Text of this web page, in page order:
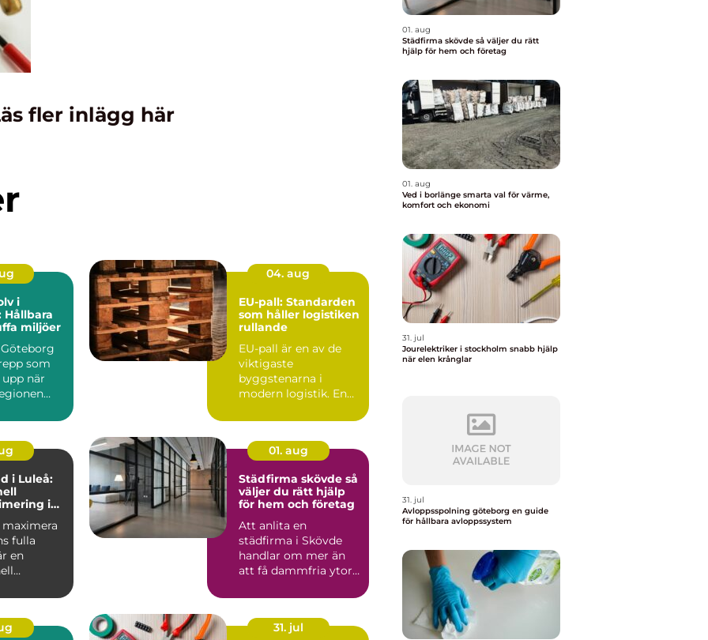
fler inlägg här
i
Hållbara
miljöer
som
när
04. aug
EU-pall: Standarden
som håller logistiken
rullande
EU-pall är en av de
viktigaste
byggstenarna i
modern logistik. En
lastpall g&oum...
i Luleå:
i
fulla
en
01. aug
Städfirma skövde så
väljer du rätt hjälp
för hem och företag
Att anlita en
städfirma i Skövde
handlar om mer än
att få dammfria ytor.
det mer t...
31. jul
01. aug
Städfirma skövde så väljer du rätt
hjälp för hem och företag
01. aug
Ved i borlänge smarta val för värme,
komfort och ekonomi
31. jul
Jourelektriker i stockholm snabb hjälp
när elen krånglar
31. jul
Avloppsspolning göteborg en guide
för hållbara avloppssystem